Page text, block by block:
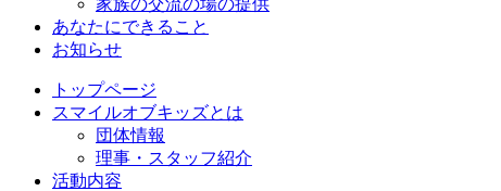
家族の交流の場の提供
あなたにできること
お知らせ
トップページ
スマイルオブキッズとは
団体情報
理事・スタッフ紹介
活動内容